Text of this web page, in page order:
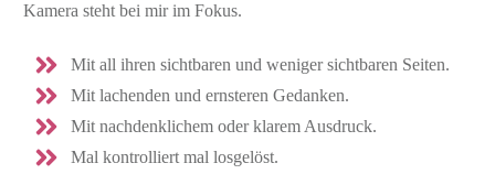
Kamera steht bei mir im Fokus.
Mit all ihren sichtbaren und weniger sichtbaren Seiten.
Mit lachenden und ernsteren Gedanken.
Mit nachdenklichem oder klarem Ausdruck.
Mal kontrolliert mal losgelöst.